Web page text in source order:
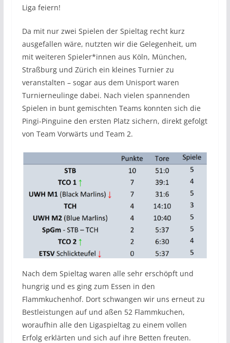
Liga feiern!
Da mit nur zwei Spielen der Spieltag recht kurz
ausgefallen wäre, nutzten wir die Gelegenheit, um
mit weiteren Spieler*innen aus Köln, München,
Straßburg und Zürich ein kleines Turnier zu
veranstalten – sogar aus dem Unisport waren
Turnierneulinge dabei. Nach vielen spannenden
Spielen in bunt gemischten Teams konnten sich die
Pingi-Pinguine den ersten Platz sichern, direkt gefolgt
von Team Vorwärts und Team 2.
Nach dem Spieltag waren alle sehr erschöpft und
hungrig und es ging zum Essen in den
Flammkuchenhof. Dort schwangen wir uns erneut zu
Bestleistungen auf und aßen 52 Flammkuchen,
woraufhin alle den Ligaspieltag zu einem vollen
Erfolg erklärten und sich auf ihre Betten freuten.